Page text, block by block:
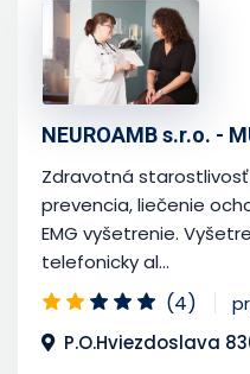
NEUROAMB s.r.o. -
Zdravotná
prevencia, liečenie
EMG vyšetrenie.
telefonicky al...
(4)
P.O.Hviezdoslava